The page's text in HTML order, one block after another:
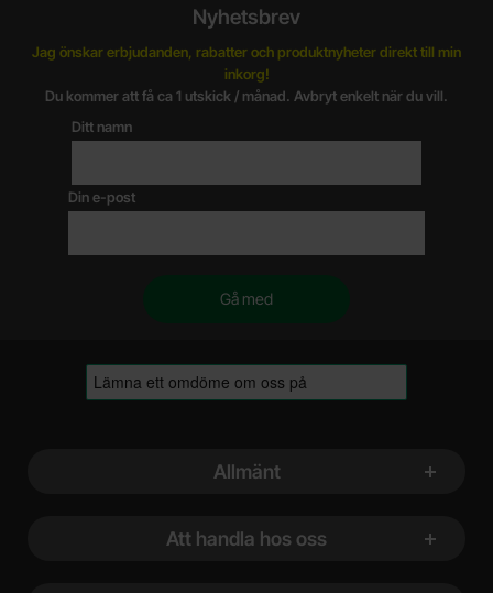
Nyhetsbrev
Jag önskar erbjudanden, rabatter och produktnyheter direkt till min
inkorg!
Du kommer att få ca 1 utskick / månad. Avbryt enkelt när du vill.
Ditt namn
Din e-post
Allmänt
Att handla hos oss